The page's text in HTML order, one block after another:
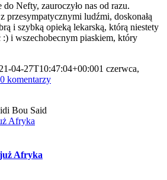
Nefty, zauroczyło nas od razu.
przesympatycznymi ludźmi, doskonałą
i szybką opieką lekarską, którą niestety
:) i wszechobecnym piaskiem, który
04-27T10:47:04+00:001 czerwca,
0 komentarzy
Afryka
Afryka